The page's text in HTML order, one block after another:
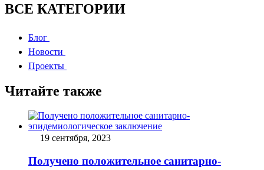
ВСЕ КАТЕГОРИИ
Блог
Новости
Проекты
Читайте также
19 сентября, 2023
Получено положительное санитарно-